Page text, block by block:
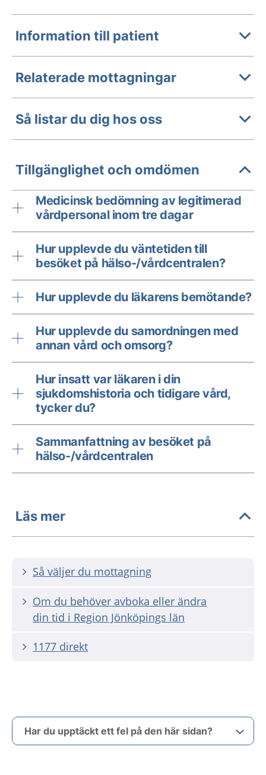
Information till patient
Relaterade mottagningar
Så listar du dig hos oss
Tillgänglighet och omdömen
Medicinsk bedömning av legitimerad
vårdpersonal inom tre dagar
Hur upplevde du väntetiden till
besöket på hälso-/vårdcentralen?
Hur upplevde du läkarens bemötande?
Hur upplevde du samordningen med
annan vård och omsorg?
Hur insatt var läkaren i din
sjukdomshistoria och tidigare vård,
tycker du?
Sammanfattning av besöket på
hälso-/vårdcentralen
Läs mer
Så väljer du mottagning
Om du behöver avboka eller ändra
din tid i Region Jönköpings län
1177 direkt
Har du upptäckt ett fel på den här sidan?